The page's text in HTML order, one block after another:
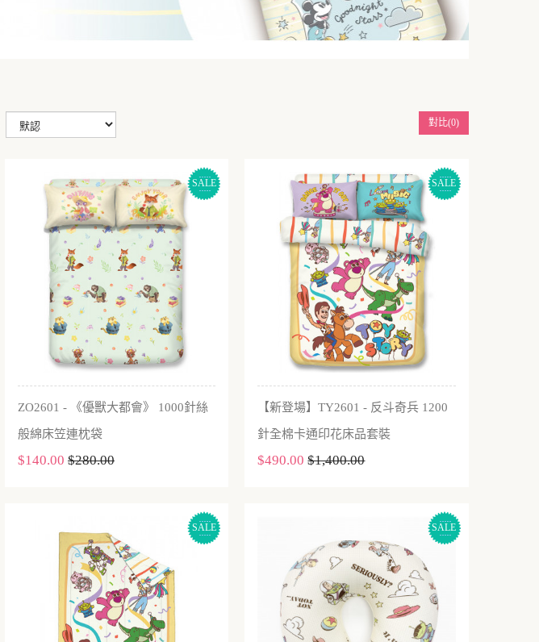
對比(0)
SALE
ZO2601 - 《優獸大都會》 1000針絲
般綿床笠連枕袋
$140.00 $280.00
加入購物車
SALE
【新登場】TY2601 - 反斗奇兵 1200
針全棉卡通印花床品套裝
$490.00 $1,400.00
加入購物車
SALE SALE